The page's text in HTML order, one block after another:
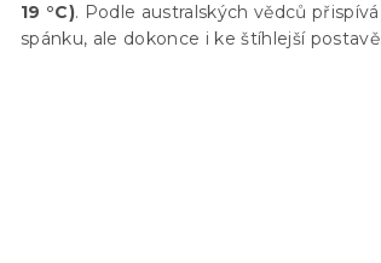
19 °C). Podle australských vědců
spánku, ale dokonce i ke štíhlejší postavě.